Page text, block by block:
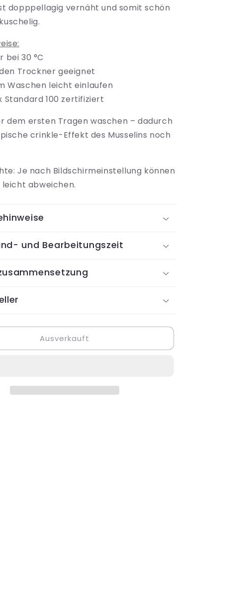
dopppellagig vernäht und somit schön
bei 30 °C
Trockner geeignet
Waschen leicht einlaufen
Standard 100 zertifiziert
dem ersten Tragen waschen – dadurch
crinkle-Effekt des Musselins noch
Je nach Bildschirmeinstellung können
abweichen.
und Bearbeitungszeit
Ausverkauft